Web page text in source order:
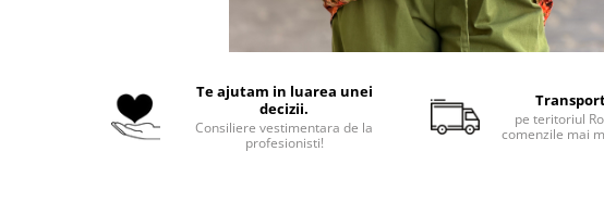
Te ajutam in luarea unei
decizii.
Consiliere vestimentara de la
profesionisti!
pe teritoriul
comenzile mai